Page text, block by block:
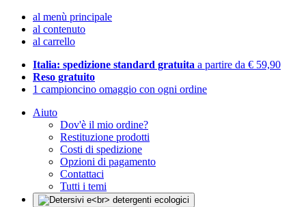
al menù principale
al contenuto
al carrello
Italia: spedizione standard gratuita a partire da € 59,90
Reso gratuito
1 campioncino omaggio con ogni ordine
Aiuto
Dov'è il mio ordine?
Restituzione prodotti
Costi di spedizione
Opzioni di pagamento
Contattaci
Tutti i temi